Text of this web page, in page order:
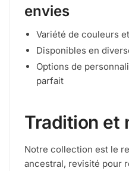
envies
Variété de couleurs
Disponibles en
Options de
parfait
Tradition et
Notre collection est le
ancestral, revisité pour